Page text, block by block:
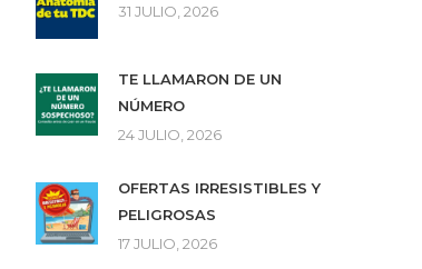
31 JULIO, 2026
TE LLAMARON DE UN
NÚMERO
24 JULIO, 2026
OFERTAS IRRESISTIBLES Y
PELIGROSAS
17 JULIO, 2026